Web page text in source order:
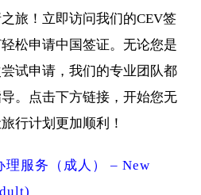
旅！立即访问我们的CEV签
松申请中国签证。无论您是
试申请，我们的专业团队都
。点击下方链接，开始您无
行计划更加顺利！
理服务（成人） – New